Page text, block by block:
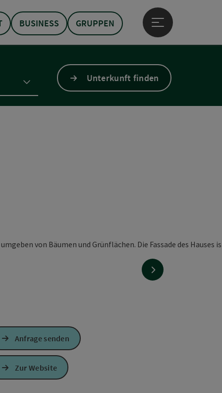
BUSINESS GRUPPEN
Hauptmenü öffnen
Unterkunft finden
nächstes Element
Anfrage senden
Zur Website